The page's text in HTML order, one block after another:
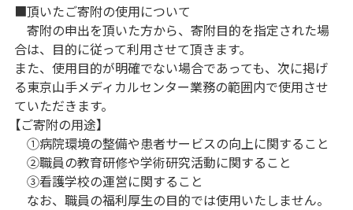
■頂いたご寄附の使用について
寄附の申出を頂いた方から、寄附目的を指定された場
合は、目的に従って利用させて頂きます。
また、使用目的が明確でない場合であっても、次に掲げ
る東京山手メディカルセンター業務の範囲内で使用させ
ていただきます。
【ご寄附の用途】
①病院環境の整備や患者サービスの向上に関すること
②職員の教育研修や学術研究活動に関すること
③看護学校の運営に関すること
なお、職員の福利厚生の目的では使用いたしません。